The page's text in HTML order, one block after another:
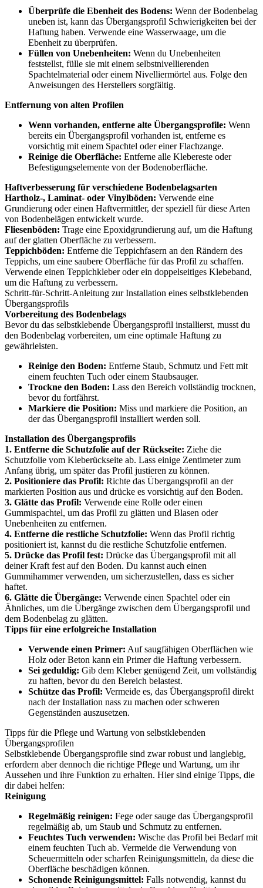
Überprüfe die Ebenheit des Bodens: Wenn der Bodenbelag
uneben ist, kann das Übergangsprofil Schwierigkeiten bei der
Haftung haben. Verwende eine Wasserwaage, um die
Ebenheit zu überprüfen.
Füllen von Unebenheiten: Wenn du Unebenheiten
feststellst, fülle sie mit einem selbstnivellierenden
Spachtelmaterial oder einem Nivelliermörtel aus. Folge den
Anweisungen des Herstellers sorgfältig.
Entfernung von alten Profilen
Wenn vorhanden, entferne alte Übergangsprofile: Wenn
bereits ein Übergangsprofil vorhanden ist, entferne es
vorsichtig mit einem Spachtel oder einer Flachzange.
Reinige die Oberfläche: Entferne alle Klebereste oder
Befestigungselemente von der Bodenoberfläche.
Haftverbesserung für verschiedene Bodenbelagsarten
Hartholz-, Laminat- oder Vinylböden: Verwende eine
Grundierung oder einen Haftvermittler, der speziell für diese Arten
von Bodenbelägen entwickelt wurde.
Fliesenböden: Trage eine Epoxidgrundierung auf, um die Haftung
auf der glatten Oberfläche zu verbessern.
Teppichböden: Entferne die Teppichfasern an den Rändern des
Teppichs, um eine saubere Oberfläche für das Profil zu schaffen.
Verwende einen Teppichkleber oder ein doppelseitiges Klebeband,
um die Haftung zu verbessern.
Schritt-für-Schritt-Anleitung zur Installation eines selbstklebenden
Übergangsprofils
Vorbereitung des Bodenbelags
Bevor du das selbstklebende Übergangsprofil installierst, musst du
den Bodenbelag vorbereiten, um eine optimale Haftung zu
gewährleisten.
Reinige den Boden: Entferne Staub, Schmutz und Fett mit
einem feuchten Tuch oder einem Staubsauger.
Trockne den Boden: Lass den Bereich vollständig trocknen,
bevor du fortfährst.
Markiere die Position: Miss und markiere die Position, an
der das Übergangsprofil installiert werden soll.
Installation des Übergangsprofils
1. Entferne die Schutzfolie auf der Rückseite: Ziehe die
Schutzfolie vom Kleberückseite ab. Lass einige Zentimeter zum
Anfang übrig, um später das Profil justieren zu können.
2. Positioniere das Profil: Richte das Übergangsprofil an der
markierten Position aus und drücke es vorsichtig auf den Boden.
3. Glätte das Profil: Verwende eine Rolle oder einen
Gummispachtel, um das Profil zu glätten und Blasen oder
Unebenheiten zu entfernen.
4. Entferne die restliche Schutzfolie: Wenn das Profil richtig
positioniert ist, kannst du die restliche Schutzfolie entfernen.
5. Drücke das Profil fest: Drücke das Übergangsprofil mit all
deiner Kraft fest auf den Boden. Du kannst auch einen
Gummihammer verwenden, um sicherzustellen, dass es sicher
haftet.
6. Glätte die Übergänge: Verwende einen Spachtel oder ein
Ähnliches, um die Übergänge zwischen dem Übergangsprofil und
dem Bodenbelag zu glätten.
Tipps für eine erfolgreiche Installation
Verwende einen Primer: Auf saugfähigen Oberflächen wie
Holz oder Beton kann ein Primer die Haftung verbessern.
Sei geduldig: Gib dem Kleber genügend Zeit, um vollständig
zu haften, bevor du den Bereich belastest.
Schütze das Profil: Vermeide es, das Übergangsprofil direkt
nach der Installation nass zu machen oder schweren
Gegenständen auszusetzen.
Tipps für die Pflege und Wartung von selbstklebenden
Übergangsprofilen
Selbstklebende Übergangsprofile sind zwar robust und langlebig,
erfordern aber dennoch die richtige Pflege und Wartung, um ihr
Aussehen und ihre Funktion zu erhalten. Hier sind einige Tipps, die
dir dabei helfen:
Reinigung
Regelmäßig reinigen: Fege oder sauge das Übergangsprofil
regelmäßig ab, um Staub und Schmutz zu entfernen.
Feuchtes Tuch verwenden: Wische das Profil bei Bedarf mit
einem feuchten Tuch ab. Vermeide die Verwendung von
Scheuermitteln oder scharfen Reinigungsmitteln, da diese die
Oberfläche beschädigen können.
Schonende Reinigungsmittel: Falls notwendig, kannst du